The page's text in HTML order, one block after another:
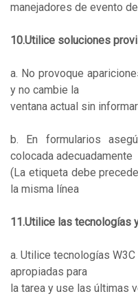
manejadores de evento
10.Utilice soluciones
a. No provoque
y no cambie la
ventana actual sin
b. En formularios
colocada adecuadamente
(La etiqueta debe
la misma línea
11.Utilice las tecnologías
a. Utilice tecnologías
apropiadas para
la tarea y use las últimas